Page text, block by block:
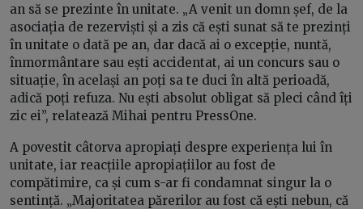
an să se prezinte în unitate. „A venit un domn șef, de la
asociația de rezerviști și a zis că ești sunat să te prezinți
în unitate o dată pe an, dar dacă ai o excepție, nuntă,
înmormântare sau ești accidentat, ai un concurs sau o
situație, în același an poți sa te duci în altă perioadă,
adică poți refuza. Nu ești absolut obligat să pleci când îți
zic ei”, relatează Mihai pentru PressOne.
A povestit câtorva apropiați despre experiența lui în
unitate, iar reacțiile apropiațiilor au fost de
compătimire, ca și cum s-ar fi condamnat singur la o
sentință. „Majoritatea părerilor au fost că ești nebun, că